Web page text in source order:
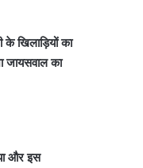
के खिलाड़ियों का
जायसवाल का
और इस